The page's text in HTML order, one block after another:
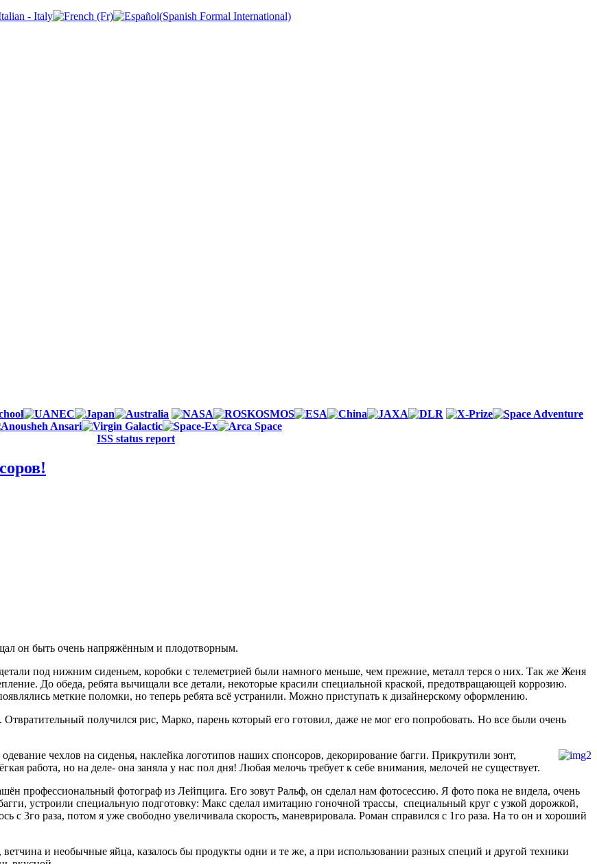
ISS status report
он быть очень напряжённым и плодотворным.
под нижним сиденьем, коробки с телеметрией были намного меньше, чем прежние, металл терся о них. Так же Женя
До обеда, ребята вычищали все детали, некоторые красили специальной краской, предотвращающей коррозию.
меткие поломки, но теперь ребята всё устранили. Можно приступать к дизайнерскому оформлению.
получился рис, Марко, парень который его готовил, даже не мог его попробовать. Но все были очень
чехлов на сиденья, наклейка логотипов наших спонсоров, декорирование багги. Прикрутили зонт,
работа, но на деле- она заняла у нас пол дня! Любая мелочь требует к себе внимания, мелочей не существует.
профессиональный фотограф из Лейпцига. Его зовут Ральф, он сделал нам фотосессию. Я фото пока не видела, очень
устроили специальную подготовку: Макс сделал имитацию гоночной трассы, специальный круг с узкой дорожкой,
с 3го раза, потом я уже свободно увеличивала скорость, маневрировала. Роман справился с 1го раза. На то он и хороший
и необычные яйца, казалось бы продукты одни и те же, а при использовании разных специй и другой техники